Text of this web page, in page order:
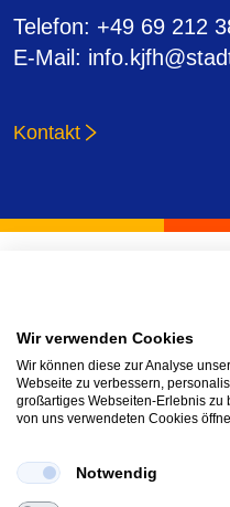
Telefon: +49 69 212
E-Mail :
Kontakt
Über Uns
Einrichtungen
Wir verwenden Cookies
Wir können diese zur Analyse
Webseite zu verbessern,
großartiges Webseiten-Erlebnis zu
von uns verwendeten Cookies
Notwendig